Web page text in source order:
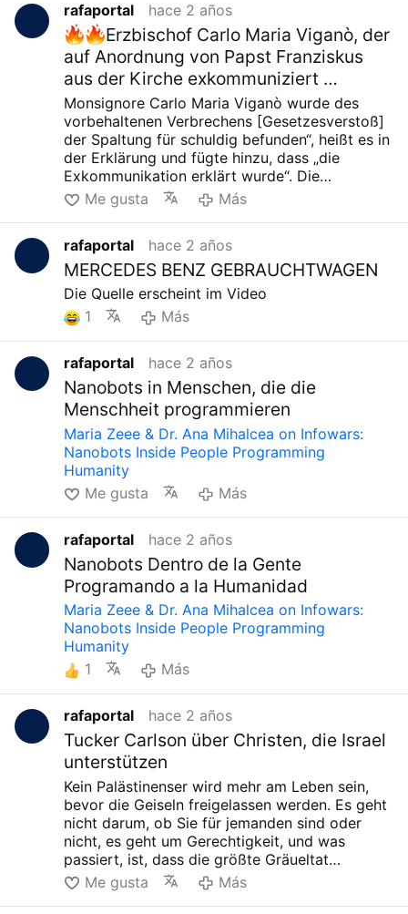
rafaportal hace 2 años
Erzbischof Carlo Maria Viganò, der
auf Anordnung von Papst Franziskus
aus der Kirche exkommuniziert …
Monsignore Carlo Maria Viganò wurde des
vorbehaltenen Verbrechens [Gesetzesverstoß]
der Spaltung für schuldig befunden“, heißt es in
der Erklärung und fügte hinzu, dass „die
Exkommunikation erklärt wurde“. Die
Exkommunikation wird Viganò daran hindern,
irgendeine kirchliche Funktion zu erfüllen und
Me gusta Más
rafaportal hace 2 años
MERCEDES BENZ GEBRAUCHTWAGEN
Die Quelle erscheint im Video
1
Más
rafaportal hace 2 años
Nanobots in Menschen, die die
Menschheit programmieren
Maria Zeee & Dr. Ana Mihalcea on Infowars:
Nanobots Inside People Programming
Humanity
Me gusta
Más
rafaportal hace 2 años
Nanobots Dentro de la Gente
Programando a la Humanidad
Maria Zeee & Dr. Ana Mihalcea on Infowars:
Nanobots Inside People Programming
Humanity
1
Más
rafaportal hace 2 años
Tucker Carlson über Christen, die Israel
unterstützen
Kein Palästinenser wird mehr am Leben sein,
bevor die Geiseln freigelassen werden. Es geht
nicht darum, ob Sie für jemanden sind oder
nicht, es geht um Gerechtigkeit, und was
passiert, ist, dass die größte Gräueltat
begangen wird, die jemals gesehen wurde, die
größte aller Ungerechtigkeiten: das RECHT
Me gusta Más